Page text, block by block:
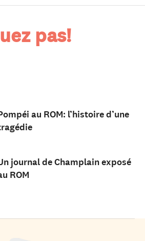
pas!
au ROM: l’histoire d’une
journal de Champlain exposé
ROM